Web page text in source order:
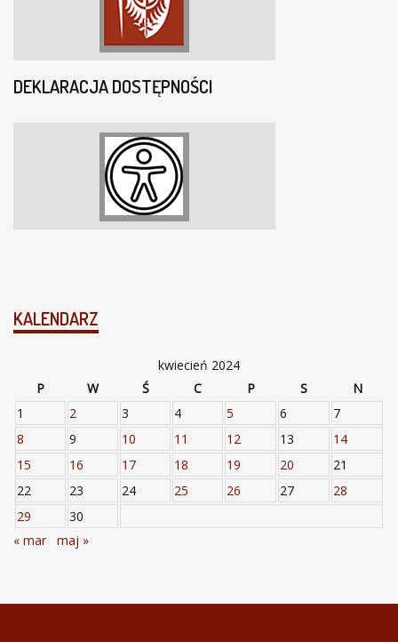
DEKLARACJA DOSTĘPNOŚCI
KALENDARZ
kwiecień 2024
P
W Ś C P S
N
1
2 3 4 5 6
7
8
9 10 11 12 13
14
15
16 17 18 19 20
21
22
23 24 25 26 27
28
29
30
« mar
maj »